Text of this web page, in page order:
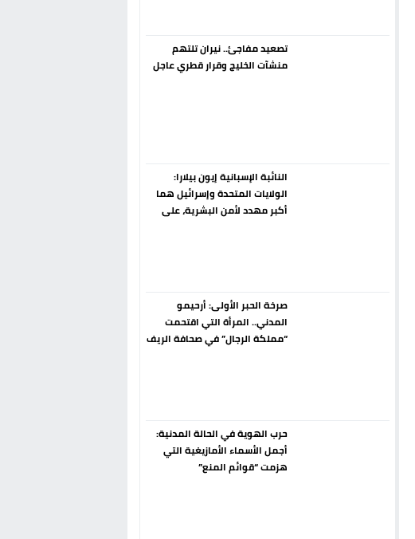
تصعيد مفاجئ.. نيران تلتهم
منشآت الخليج وقرار قطري عاجل
النائبة الإسبانية إيون بيلارا:
الولايات المتحدة وإسرائيل هما
أكبر مهدد لأمن البشرية، على
صرخة الحبر الأولى: أرحيمو
المدني.. المرأة التي اقتحمت
“مملكة الرجال” في صحافة الريف
حرب الهوية في الحالة المدنية:
أجمل الأسماء الأمازيغية التي
هزمت “قوائم المنع”